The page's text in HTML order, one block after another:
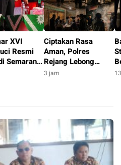
XVI
Resmi
Semarang,
Ciptakan Rasa
Aman, Polres
Rejang Lebong
Gencarkan Patroli di
3 jam